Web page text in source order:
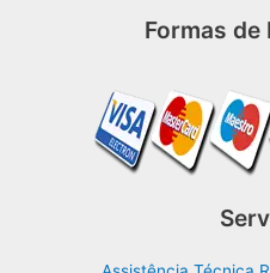
Formas de